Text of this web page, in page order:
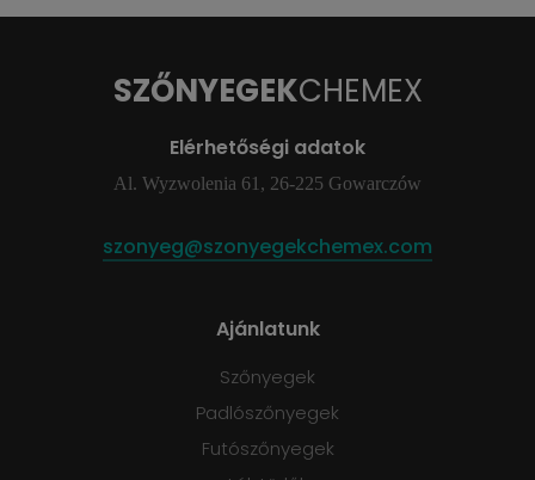
SZŐNYEGEKCHEMEX
Elérhetőségi adatok
Al. Wyzwolenia 61, 26-225 Gowarczów
szonyeg@szonyegekchemex.com
Ajánlatunk
Szőnyegek
Padlószőnyegek
Futószőnyegek